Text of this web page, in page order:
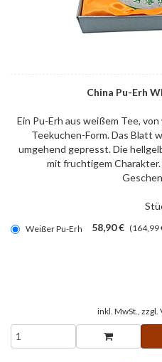
China Pu-Erh
Ein Pu-Erh aus weißem Tee,
Teekuchen-Form. Das Blatt
umgehend gepresst. Die
mit fruchtigem Charakter.
Weißer Pu-Erh 58,90 € (164,99
inkl. MwSt., zzgl.